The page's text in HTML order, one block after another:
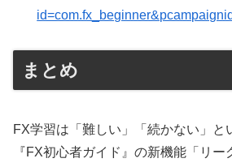
まとめ
FX学習は「難しい」「続かない」と
『FX初心者ガイド』の新機能「リー